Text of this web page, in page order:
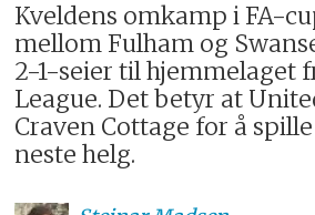
Kveldens omkamp i FA-
mellom Fulham og
2-1-seier til hjemmelaget
League. Det betyr at
Craven Cottage for å
neste helg.